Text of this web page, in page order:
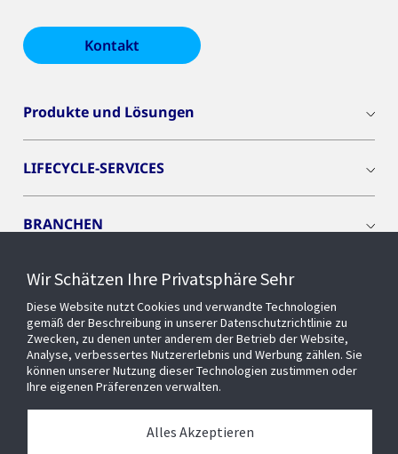
Kontakt
Produkte und Lösungen
LIFECYCLE-SERVICES
BRANCHEN
CYBER SOLUTIONS
OPENBLUE
SMART BUILDINGS
Wir Schätzen Ihre Privatsphäre Sehr
Diese Website nutzt Cookies und verwandte Technologien
gemäß der Beschreibung in unserer Datenschutzrichtlinie zu
Zwecken, zu denen unter anderem der Betrieb der Website,
Analyse, verbessertes Nutzererlebnis und Werbung zählen. Sie
können unserer Nutzung dieser Technologien zustimmen oder
Ihre eigenen Präferenzen verwalten.
Alles Akzeptieren